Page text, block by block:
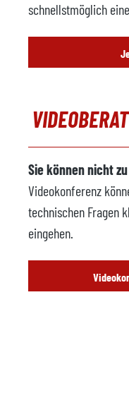
schnellstmöglich
Sie können nicht
Videokonferenz
technischen Fragen
eingehen.